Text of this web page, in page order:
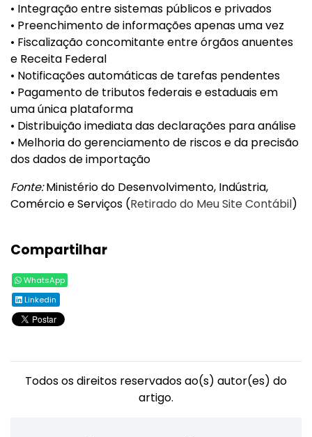
• Integração entre sistemas públicos e privados
• Preenchimento de informações apenas uma vez
• Fiscalização concomitante entre órgãos anuentes
e Receita Federal
• Notificações automáticas de tarefas pendentes
• Pagamento de tributos federais e estaduais em
uma única plataforma
• Distribuição imediata das declarações para análise
• Melhoria do gerenciamento de riscos e da precisão
dos dados de importação
Fonte:Ministério do Desenvolvimento, Indústria,
Comércio e Serviços (Retirado do Meu Site Contábil)
Compartilhar
WhatsApp
Linkedin
Todos os direitos reservados ao(s) autor(es) do
artigo.